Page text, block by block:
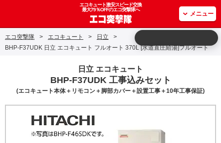
エコキュート激安スピード交換
最大79％OFFのエコ突撃隊へ
メニュー
エコ突撃隊 > エコキュート > 日立
>
BHP-F37UDK 日立 エコキュート フルオート 370L [水道直圧給湯]フルオート
日立 エコキュート
BHP-F37UDK 工事込みセット
(エコキュート本体＋リモコン＋脚部カバー＋設置工事＋10年工事保証)